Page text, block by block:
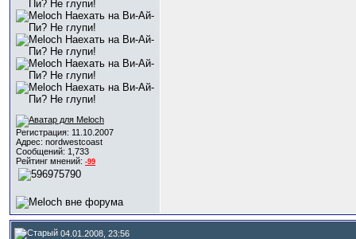
Регистрация: 11.10.2007
Адрес: nordwestcoast
Сообщений: 1,733
Рейтинг мнений: -99
04.01.2008, 23:56